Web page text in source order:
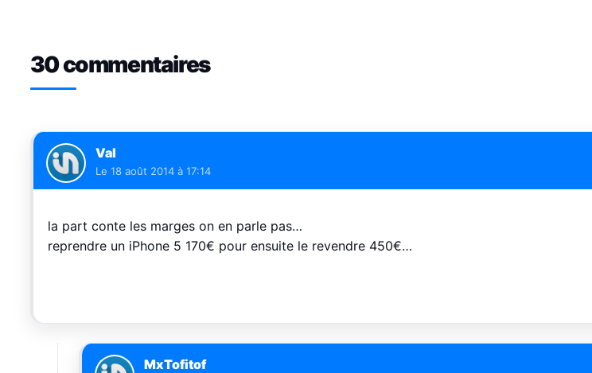
30 commentaires
Val
Le 18 août 2014 à 17:14
la part conte les marges on en parle pas…
reprendre un iPhone 5 170€ pour ensuite le revendre 450€…
MxTofitof